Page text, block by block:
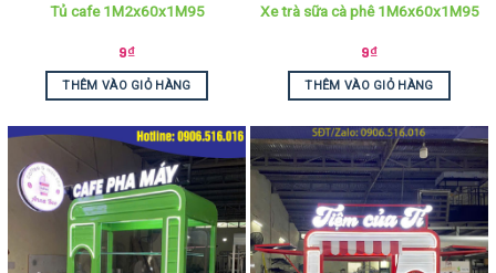
Tủ cafe 1M2x60x1M95
9₫
THÊM VÀO GIỎ HÀNG
Xe trà sữa cà phê 1M6x60x1M95
9₫
THÊM VÀO GIỎ HÀNG